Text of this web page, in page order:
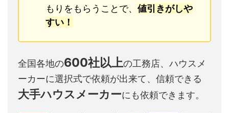
もりをもらうことで、 値引きがしや
すい！
全国各地の600社以上の工務店、ハウスメ
ーカーに選択式で依頼が出来て、信頼できる
大手ハウスメーカーにも依頼できます。